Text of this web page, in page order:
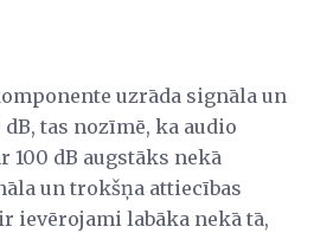
uzrāda signāla un
tas nozīmē, ka audio
dB augstāks nekā
un trokšņa attiecības
ievērojami labāka nekā tā,